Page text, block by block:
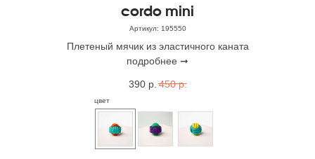
cordo mini
Артикул: 195550
Плетеный мячик из эластичного каната
подробнее ➞
390 р. 450 р.
цвет